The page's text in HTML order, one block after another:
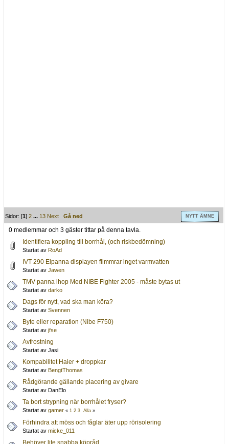
Sidor: [1]2 ... 13 Next Gå ned NYTT ÄMNE
0 medlemmar och 3 gäster tittar på denna tavla.
Identifiera koppling till borrhål, (och riskbedömning)
Startat av RoAd
IVT 290 Elpanna displayen flimmrar inget varmvatten
Startat av Jawen
TMV panna ihop Med NIBE Fighter 2005 - måste bytas ut
Startat av darko
Dags för nytt, vad ska man köra?
Startat av Svennen
Byte eller reparation (Nibe F750)
Startat av jfse
Avfrostning
Startat av Jasi
Kompabilitet Haier + droppkar
Startat av BengtThomas
Rådgörande gällande placering av givare
Startat av DanElo
Ta bort strypning när borrhålet fryser?
Startat av gamer « 1 2 3 Alla »
Förhindra att möss och fåglar äter upp rörisolering
Startat av micke_011
Behöver lite snabba köpråd.